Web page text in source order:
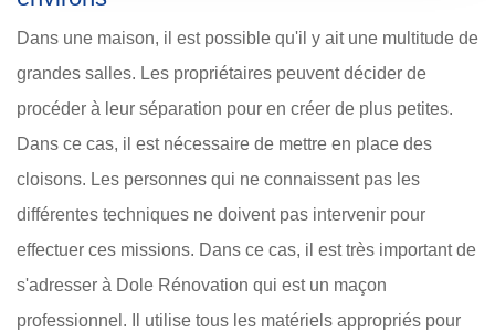
Dans une maison, il est possible qu'il y ait une multitude de
grandes salles. Les propriétaires peuvent décider de
procéder à leur séparation pour en créer de plus petites.
Dans ce cas, il est nécessaire de mettre en place des
cloisons. Les personnes qui ne connaissent pas les
différentes techniques ne doivent pas intervenir pour
effectuer ces missions. Dans ce cas, il est très important de
s'adresser à Dole Rénovation qui est un maçon
professionnel. Il utilise tous les matériels appropriés pour